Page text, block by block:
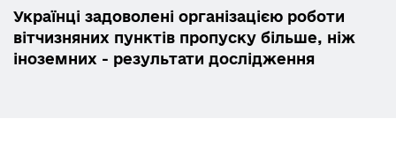
Українці задоволені організацією роботи
вітчизняних пунктів пропуску більше, ніж
іноземних - результати дослідження